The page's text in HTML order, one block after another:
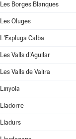
Les Borges Blanques
Les Oluges
L'Espluga Calba
Les Valls d'Aguilar
Les Valls de Valira
Linyola
Lladorre
Lladurs